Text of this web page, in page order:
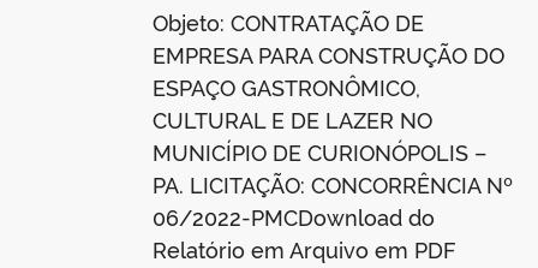
Objeto: CONTRATAÇÃO DE
EMPRESA PARA CONSTRUÇÃO DO
ESPAÇO GASTRONÔMICO,
CULTURAL E DE LAZER NO
MUNICÍPIO DE CURIONÓPOLIS –
PA. LICITAÇÃO: CONCORRÊNCIA Nº
06/2022-PMCDownload do
Relatório em Arquivo em PDF